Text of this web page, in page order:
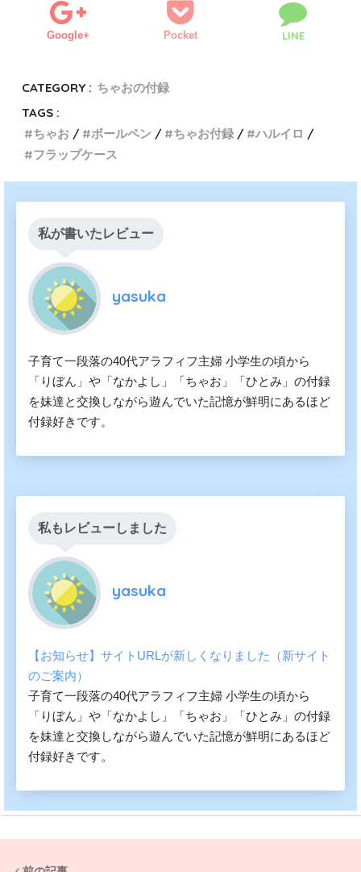
Google+ Pocket LINE
CATEGORY : ちゃおの付録
TAGS :
ちゃお
ボールペン ちゃお付録
ハルイロ
フラップケース
私が書いたレビュー
yasuka
子育て一段落の40代アラフィフ主婦 小学生の頃から
「りぼん」や「なかよし」「ちゃお」「ひとみ」の付録
を妹達と交換しながら遊んでいた記憶が鮮明にあるほど
付録好きです。
私もレビューしました
yasuka
【お知らせ】サイトURLが新しくなりました（新サイト
のご案内）
子育て一段落の40代アラフィフ主婦 小学生の頃から
「りぼん」や「なかよし」「ちゃお」「ひとみ」の付録
を妹達と交換しながら遊んでいた記憶が鮮明にあるほど
付録好きです。